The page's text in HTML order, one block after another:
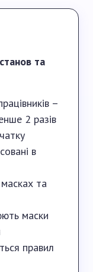
та
–
2 разів
в
та
маски
правил